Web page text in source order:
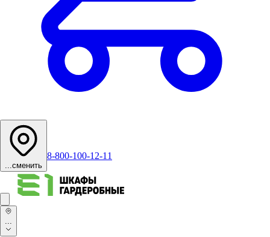
...сменить
8-800-100-12-11
...